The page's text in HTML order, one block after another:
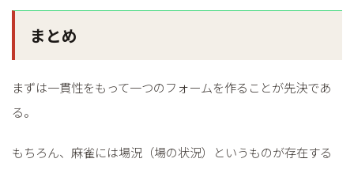
まとめ
まずは一貫性をもって一つのフォームを作ることが先決であ
る。
もちろん、麻雀には場況（場の状況）というものが存在する